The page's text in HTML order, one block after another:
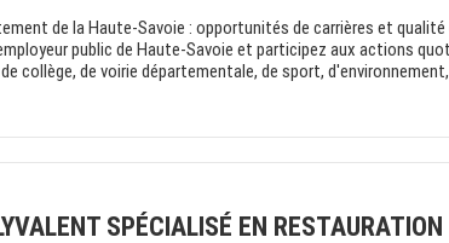
de la Haute-Savoie : opportunités de carrières et
public de Haute-Savoie et participez aux actions
collège, de voirie départementale, de sport, d'environnement,
SPÉCIALISÉ EN